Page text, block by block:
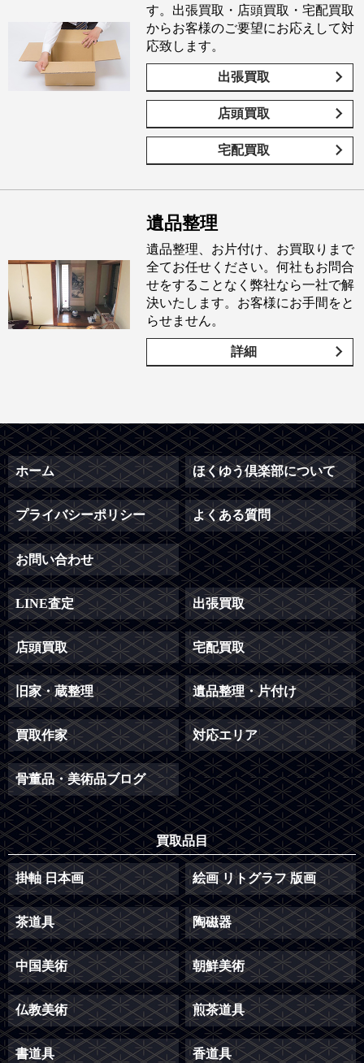
す。出張買取・店頭買取・宅配買取
からお客様のご要望にお応えして対
応致します。
出張買取
店頭買取
宅配買取
遺品整理
遺品整理、お片付け、お買取りまで
全てお任せください。何社もお問合
せをすることなく弊社なら一社で解
決いたします。お客様にお手間をと
らせません。
詳細
ホーム ほくゆう倶楽部について
プライバシーポリシー よくある質問
お問い合わせ
LINE査定 出張買取
店頭買取 宅配買取
旧家・蔵整理 遺品整理・片付け
買取作家 対応エリア
骨董品・美術品ブログ
買取品目
掛軸 日本画 絵画 リトグラフ 版画
茶道具 陶磁器
中国美術 朝鮮美術
仏教美術 煎茶道具
書道具 香道具